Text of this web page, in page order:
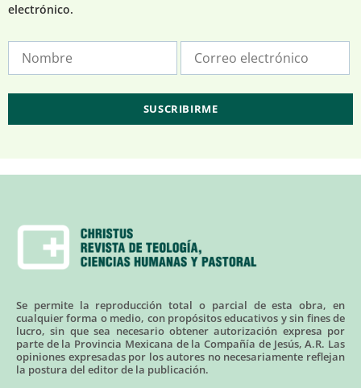
electrónico.
Se permite la reproducción total o parcial de esta obra, en
cualquier forma o medio, con propósitos educativos y sin fines de
lucro, sin que sea necesario obtener autorización expresa por
parte de la Provincia Mexicana de la Compañía de Jesús, A.R. Las
opiniones expresadas por los autores no necesariamente reflejan
la postura del editor de la publicación.